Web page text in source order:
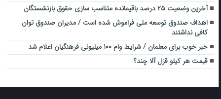
آخرین وضعیت ۲۵ درصد باقیمانده متناسب سازی حقوق بازنشستگان
اهداف صندوق توسعه ملی فراموش شده است / مدیران صندوق توان
کافی نداشتند
خبر خوب برای معلمان / شرایط وام ۱۰۰ میلیونی فرهنگیان اعلام شد
قیمت هر کیلو قزل آلا چند؟